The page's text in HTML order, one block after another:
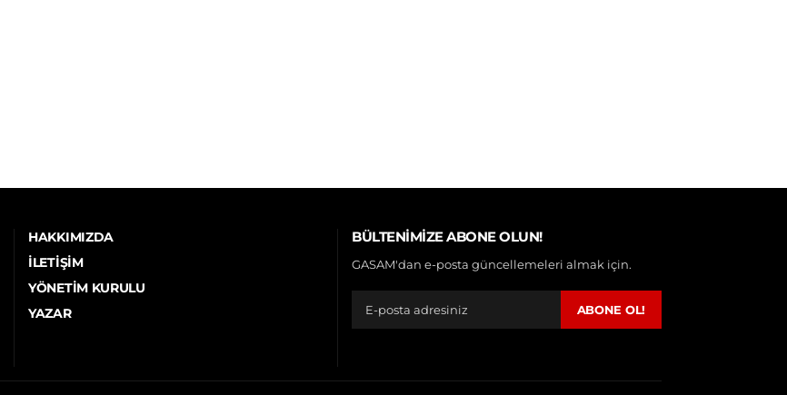
HAKKIMIZDA
İLETIŞIM
YÖNETIM KURULU
YAZAR
BÜLTENIMIZE ABONE OLUN!
GASAM'dan e-posta güncellemeleri almak için.
ABONE OL!